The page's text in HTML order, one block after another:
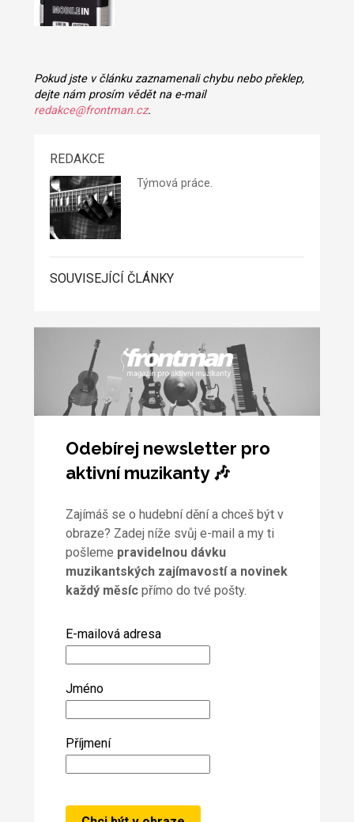
Pokud jste v článku zaznamenali chybu nebo překlep,
dejte nám prosím vědět na e-mail
redakce@frontman.cz.
REDAKCE
Týmová práce.
SOUVISEJÍCÍ ČLÁNKY
Odebírej newsletter pro
aktivní muzikanty 🎶
Zajímáš se o hudební dění a chceš být v
obraze? Zadej níže svůj e-mail a my ti
pošleme pravidelnou dávku
muzikantských zajímavostí a novinek
každý měsícpřímo do tvé pošty.
E-mailová adresa
Jméno
Příjmení